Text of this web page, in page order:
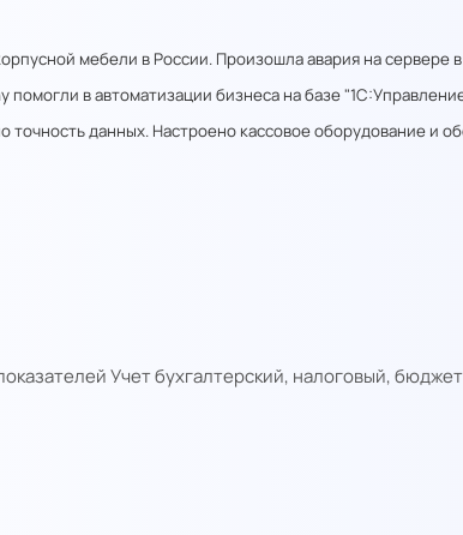
мебели в России. Произошла авария на сервере
в автоматизации бизнеса на базе
точность данных. Настроено кассовое оборудование и
Учет бухгалтерский, налоговый,